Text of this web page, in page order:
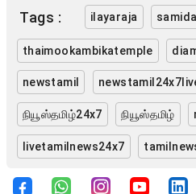
Tags : ilayaraja
thaimookambikatemple
newstamil
நியூஸ்தமிழ்24x7 நியூஸ்தமிழ்
livetamilnews24x7